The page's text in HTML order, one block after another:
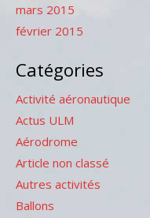
mars 2015
février 2015
Catégories
Activité aéronautique
Actus ULM
Aérodrome
Article non classé
Autres activités
Ballons